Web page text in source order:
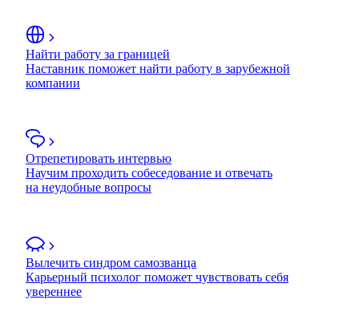
Найти работу за границей
Наставник поможет найти работу в зарубежной
компании
Отрепетировать интервью
Научим проходить собеседование и отвечать
на неудобные вопросы
Вылечить синдром самозванца
Карьерный психолог поможет чувствовать себя
увереннее